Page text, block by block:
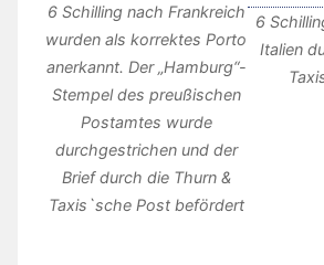
6 Schilling nach Frankreich
wurden als korrektes Porto
anerkannt. Der „Hamburg“-
Stempel des preußischen
Postamtes wurde
durchgestrichen und der
Brief durch die Thurn &
Taxis`sche Post befördert
6
Italien